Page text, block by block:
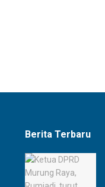
Berita Terbaru